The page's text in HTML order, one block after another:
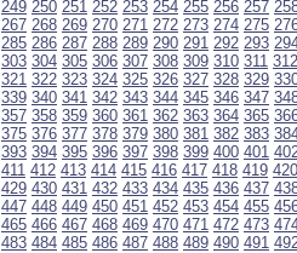
249 250 251 252 253 254 255 256 257
267 268 269 270 271 272 273 274 275
285 286 287 288 289 290 291 292 293
303 304 305 306 307 308 309 310 311 312
321 322 323 324 325 326 327 328 329
339 340 341 342 343 344 345 346 347
357 358 359 360 361 362 363 364 365
375 376 377 378 379 380 381 382 383
393 394 395 396 397 398 399 400 401
411 412 413 414 415 416 417 418 419 420
429 430 431 432 433 434 435 436 437
447 448 449 450 451 452 453 454 455
465 466 467 468 469 470 471 472 473
483 484 485 486 487 488 489 490 491